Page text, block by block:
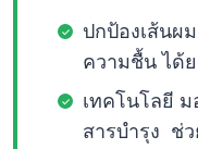
ปกป้องเส้นผ
ความชื้น ได้
เทคโนโลยี
สารบำรุง ช่ว